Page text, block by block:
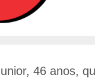
46 anos,